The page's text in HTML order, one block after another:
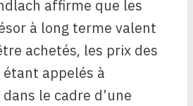
affirme que les
à long terme valent
achetés, les prix des
appelés à
le cadre d’une